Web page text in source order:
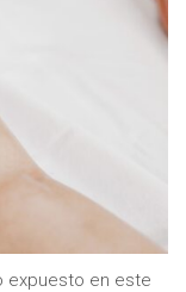
expuesto en este